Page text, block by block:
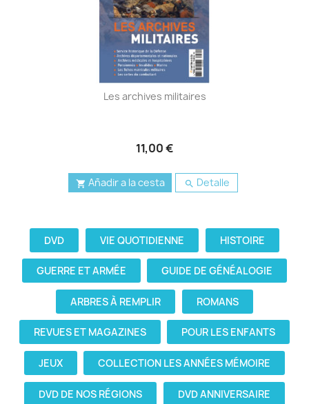
Les archives militaires
11,00 €
 Añadir a la cesta  Detalle
DVD VIE QUOTIDIENNE HISTOIRE
GUERRE ET ARMÉE GUIDE DE GÉNÉALOGIE
ARBRES À REMPLIR ROMANS
REVUES ET MAGAZINES POUR LES ENFANTS
JEUX COLLECTION LES ANNÉES MÉMOIRE
DVD DE NOS RÉGIONS DVD ANNIVERSAIRE